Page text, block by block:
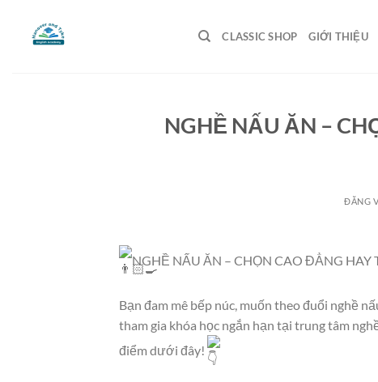
CLASSIC SHOP GIỚI THIỆU
NGHỀ NẤU ĂN –
ĐĂNG
NGHỀ NẤU ĂN – CHỌN CAO ĐẲNG HAY
Bạn đam mê bếp núc, muốn theo đuổi nghề
tham gia khóa học ngắn hạn tại trung tâm
điểm dưới đây!